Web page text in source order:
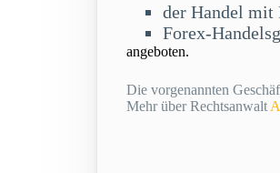
der Handel mit
Forex-
angeboten.
Die vorgenannten
Mehr über Rechtsanwalt